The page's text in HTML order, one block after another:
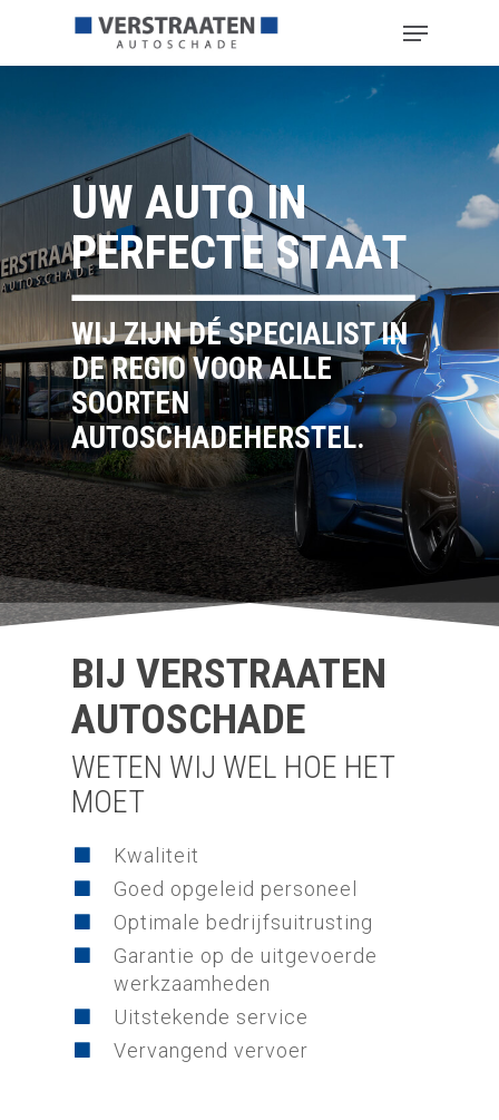
Hit enter to search or ESC to close
UW AUTO IN
PERFECTE STAAT
WIJ ZIJN DÉ SPECIALIST IN
DE REGIO VOOR ALLE
SOORTEN
AUTOSCHADEHERSTEL.
BIJ VERSTRAATEN
AUTOSCHADE
WETEN WIJ WEL HOE HET
MOET
Kwaliteit
Goed opgeleid personeel
Optimale bedrijfsuitrusting
Garantie op de uitgevoerde
werkzaamheden
Uitstekende service
Vervangend vervoer